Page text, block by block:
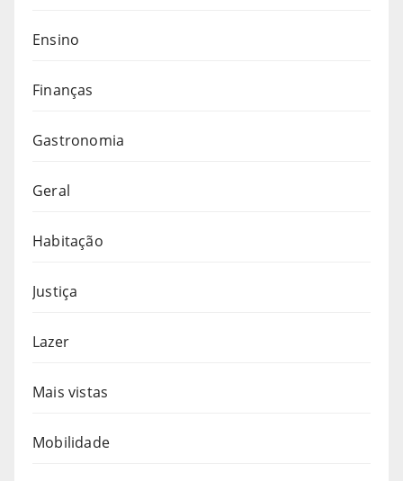
Ensino
Finanças
Gastronomia
Geral
Habitação
Justiça
Lazer
Mais vistas
Mobilidade